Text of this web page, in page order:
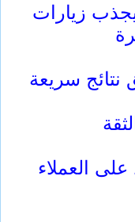
زيارات
على العملاء